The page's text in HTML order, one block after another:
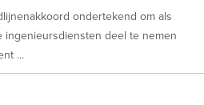
ondertekend om als
deel te nemen
...